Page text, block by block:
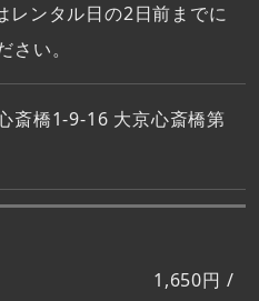
レンタル日の2日前までに
さい。
斎橋1-9-16 大京心斎橋第
1,650円 /